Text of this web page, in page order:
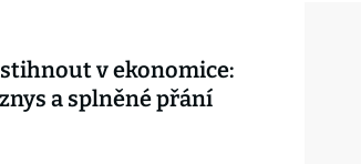
v ekonomice:
a splněné přání